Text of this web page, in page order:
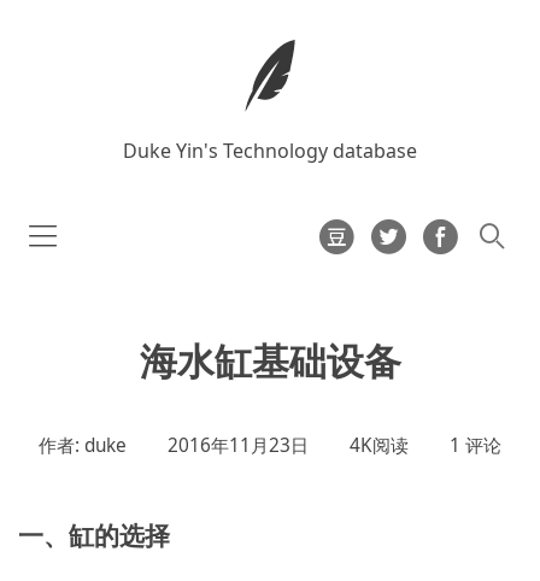
Duke Yin's Technology database
海水缸基础设备
作者: duke 2016年11月23日 4K阅读 1 评论
一、缸的选择